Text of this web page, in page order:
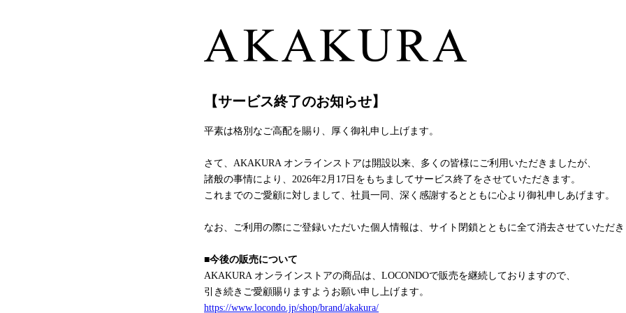
【サービス終了のお知らせ】
平素は格別なご高配を賜り、厚く御礼申し上げます。
さて、AKAKURA オンラインストアは開設以来、多くの皆様にご利用いただきましたが、
諸般の事情により、2026年2月17日をもちましてサービス終了をさせていただきます。
これまでのご愛顧に対しまして、社員一同、深く感謝するとともに心より御礼申しあげます。
なお、ご利用の際にご登録いただいた個人情報は、サイト閉鎖とともに全て消去させていただ
■今後の販売について
AKAKURA オンラインストアの商品は、LOCONDOで販売を継続しておりますので、
引き続きご愛顧賜りますようお願い申し上げます。
https://www.locondo.jp/shop/brand/akakura/